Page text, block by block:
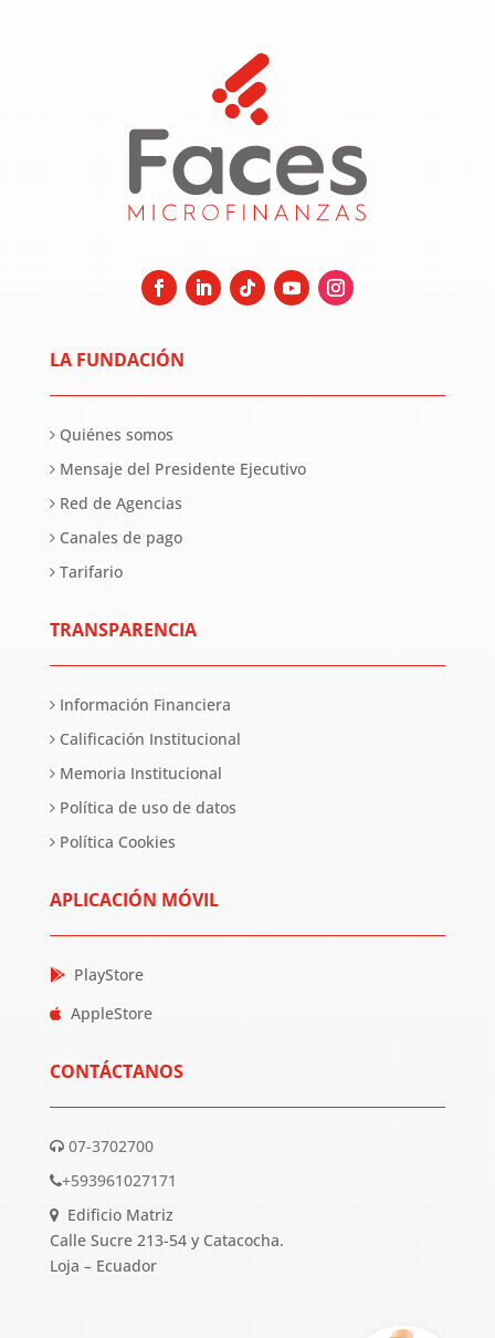
LA FUNDACIÓN
Quiénes somos
Mensaje del Presidente Ejecutivo
Red de Agencias
Canales de pago
Tarifario
TRANSPARENCIA
Información Financiera
Calificación Institucional
Memoria Institucional
Política de uso de datos
Política Cookies
APLICACIÓN MÓVIL
PlayStore
AppleStore
CONTÁCTANOS
07-3702700
+593961027171
Edificio Matriz
Calle Sucre 213-54 y Catacocha.
Loja – Ecuador